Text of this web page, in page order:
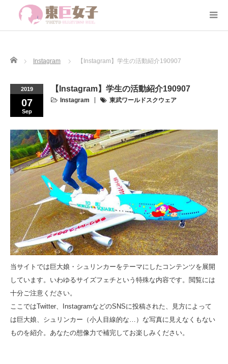
Home Instagram 【Instagram】学生の活動紹介190907
2019
07
Sep
【Instagram】学生の活動紹介190907
Instagram 東武ワールドスクウェア
当サイトでは巨大娘・シュリンカーをテーマにしたコンテンツを展開
しています。いわゆるサイズフェチという特殊な内容です。閲覧には
十分ご注意ください。
ここではTwitter、InstagramなどのSNSに投稿された、見方によって
は巨大娘、シュリンカー（小人目線的な…）な写真に見えなくもない
ものを紹介。あなたの想像力で補完してお楽しみください。